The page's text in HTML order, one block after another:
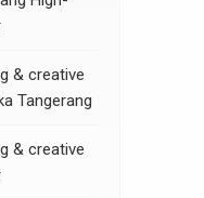
& creative
Tangerang
& creative